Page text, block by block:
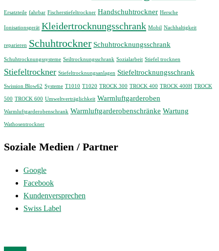
Ersatzteile fahrbar Fischerstiefeltrockner Handschuhtrockner Hersche
Ionisationsgerät Kleidertrocknungsschrank Mobil Nachhaltigkeit
reparieren Schuhtrockner Schuhtrocknungsschrank
Schuhtrocknungssysteme Seiltrocknungsschrank Sozialarbeit Stiefel trocknen
Stiefeltrockner Stiefeltrocknungsanlagen Stiefeltrocknungsschrank
Swission Blow62 Systeme T1010 T1020 TROCK 300 TROCK 400 TROCK 400H TROCK
500 TROCK 600 Umweltverträglichkeit Warmluftgarderoben
Warmluftgarderobenschrank Warmluftgarderobenschränke Wartung
Wathosentrockner
Soziale Medien / Partner
Google
Facebook
Kundenversprechen
Swiss Label